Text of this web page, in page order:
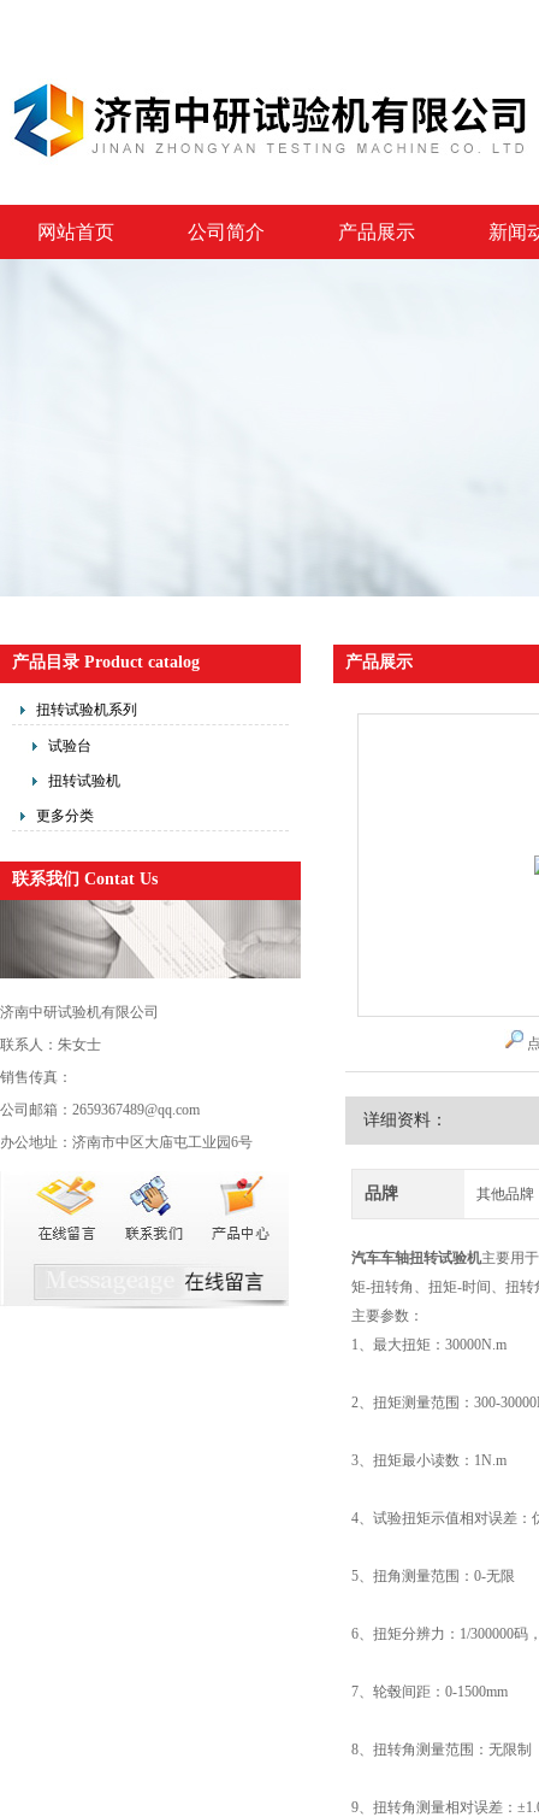
网站首页 公司简介 产品展示 新闻
产品目录 Product catalog
扭转试验机系列
试验台
扭转试验机
更多分类
联系我们 Contat Us
济南中研试验机有限公司
联系人：朱女士
销售传真：
公司邮箱：2659367489@qq.com
办公地址：济南市中区大庙屯工业园6号
产品展示
详细资料：
品牌 其他品牌
汽车车轴扭转试验机主要用
矩-扭转角、扭矩-时间、扭
主要参数：
1、最大扭矩：30000N.m
2、扭矩测量范围：300-
3、扭矩最小读数：1N.m
4、试验扭矩示值相对误差：
5、扭角测量范围：0-无限
6、扭矩分辨力：1/300000码
7、轮毂间距：0-1500mm
8、扭转角测量范围：无限制
9、扭转角测量相对误差：